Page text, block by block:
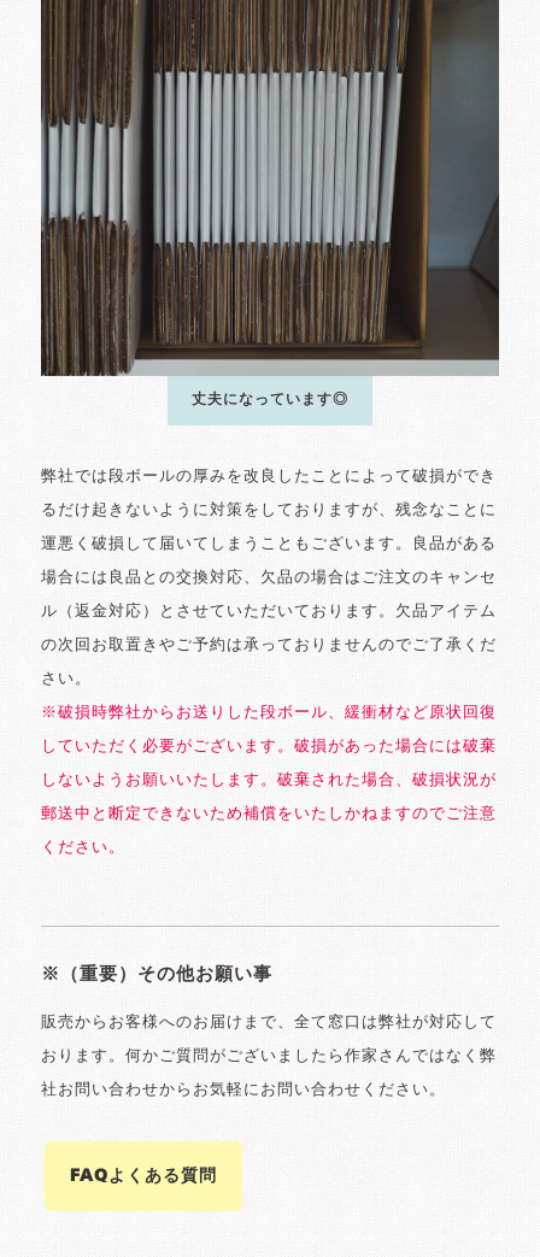
丈夫になっています◎
弊社では段ボールの厚みを改良したことによって破損ができ
るだけ起きないように対策をしておりますが、残念なことに
運悪く破損して届いてしまうこともございます。良品がある
場合には良品との交換対応、欠品の場合はご注文のキャンセ
ル（返金対応）とさせていただいております。欠品アイテム
の次回お取置きやご予約は承っておりませんのでご了承くだ
さい。
※破損時弊社からお送りした段ボール、緩衝材など原状回復
していただく必要がございます。破損があった場合には破棄
しないようお願いいたします。破棄された場合、破損状況が
郵送中と断定できないため補償をいたしかねますのでご注意
ください。
※（重要）その他お願い事
販売からお客様へのお届けまで、全て窓口は弊社が対応して
おります。何かご質問がございましたら作家さんではなく弊
社お問い合わせからお気軽にお問い合わせください。
FAQよくある質問